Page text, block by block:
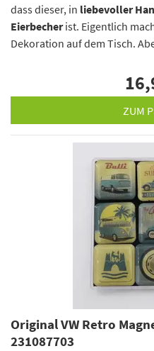
dass dieser, in liebevoller
Eierbecherist. Eigentlich
Dekoration auf dem Tisch.
ZUM
Original VW Retro
231087703